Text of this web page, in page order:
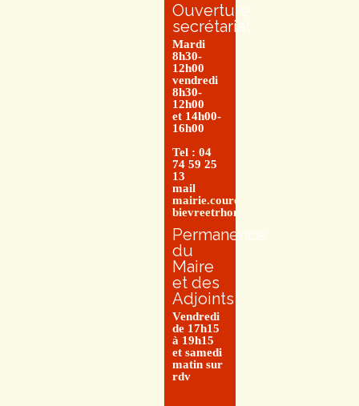
Ouverture
secrétariat
Mardi
8h30-
12h00
vendredi
8h30-
12h00
et 14h00-
16h00
Tel : 04
74 59 25
13
mail
mairie.couretbuis@entre-
bievreetrhone.fr
Permanence
du
Maire
et des
Adjoints
Vendredi
de 17h15
à 19h15
et samedi
matin sur
rdv